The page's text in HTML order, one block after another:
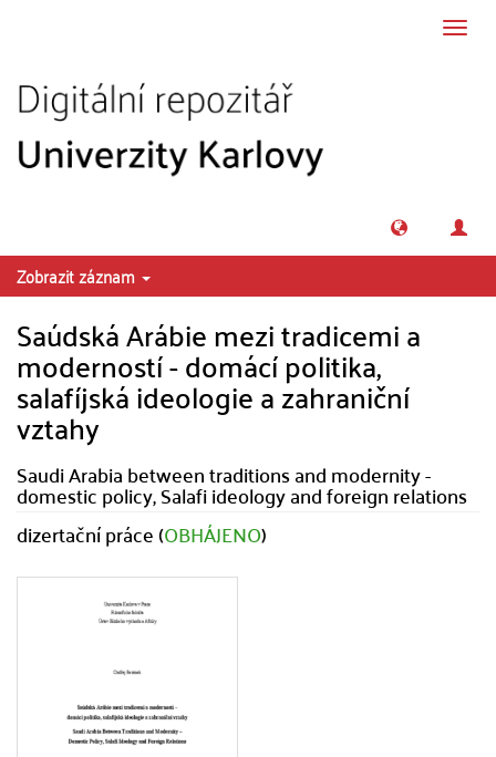
Zobrazit záznam
Saúdská Arábie mezi tradicemi a
moderností - domácí politika,
salafíjská ideologie a zahraniční
vztahy
Saudi Arabia between traditions and modernity -
domestic policy, Salafi ideology and foreign relations
dizertační práce (OBHÁJENO)